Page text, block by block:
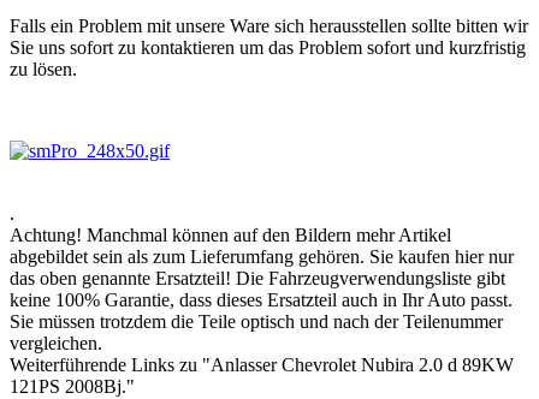
Falls ein Problem mit unsere Ware sich herausstellen sollte bitten wir
Sie uns sofort zu kontaktieren um das Problem sofort und kurzfristig
zu lösen.
.
Achtung! Manchmal können auf den Bildern mehr Artikel
abgebildet sein als zum Lieferumfang gehören. Sie kaufen hier nur
das oben genannte Ersatzteil! Die Fahrzeugverwendungsliste gibt
keine 100% Garantie, dass dieses Ersatzteil auch in Ihr Auto passt.
Sie müssen trotzdem die Teile optisch und nach der Teilenummer
vergleichen.
Weiterführende Links zu "Anlasser Chevrolet Nubira 2.0 d 89KW
121PS 2008Bj."